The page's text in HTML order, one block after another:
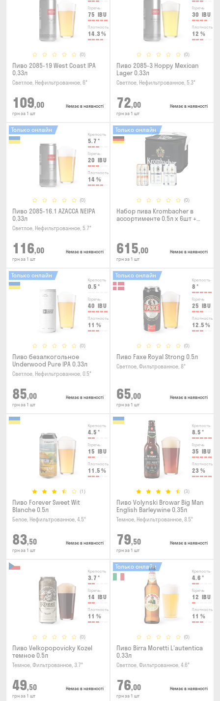
Горечь
75 IBU
Плотность
14.3 %
(0)
Пиво 2085-19 West Coast IPA
0.33л
Светлое, Нефильтрованное, 6°
109,00
грн за 1 шт
Немає в наявності
Горечь
30 IBU
Плотность
12 %
(0)
Пиво 2085-3 Hoppy Mexican
Lager 0.33л
Светлое, Нефильтрованное, 5.3°
72,00
грн за 1 шт
Немає в наявності
Крепость
5.7 °
Горечь
20 IBU
Плотность
14 %
(0)
Только онлайн
Пиво 2085-16.1 AZACCA NEIPA
0.33л
Светлое, Нефильтрованное, 5.7°
116,00
грн за 1 шт
Немає в наявності
(0)
Только онлайн
Набор пива Krombacher в
ассортименте 0.5л х 6шт +
615,00
грн за 1 шт
Немає в наявності
Крепость
0.5 °
Горечь
40 IBU
Плотность
11 %
(0)
Только онлайн
Пиво безалкогольное
Underwood Pure IPA 0.33л
Светлое, Нефильтрованное, 0.5°
85,00
грн за 1 шт
Немає в наявності
Крепость
8 °
Горечь
25 IBU
Плотность
12.5 %
(0)
Только онлайн
Пиво Faxe Royal Strong 0.5л
Светлое, Фильтрованное, 8°
65,00
грн за 1 шт
Немає в наявності
Крепость
4.5 °
Горечь
15 IBU
Плотность
11.5 %
(1)
Пиво Forever Sweet Wit
Blanche 0.5л
Белое, Нефильтрованное, 4.5°
83,50
грн за 1 шт
Немає в наявності
Крепость
8.5 °
Горечь
35 IBU
Плотность
23 %
(3)
Пиво Volynski Browar Big Man
English Barleywine 0.35л
Темное, Нефильтрованное, 8.5°
79,50
грн за 1 шт
Немає в наявності
Крепость
3.7 °
Горечь
14 IBU
Плотность
11 %
(0)
Пиво Velkopopovicky Kozel
темное 0.5л
Темное, Фильтрованное, 3.7°
49,50
грн за 1 шт
Немає в наявності
Крепость
4.6 °
Горечь
12 IBU
Плотность
11 %
(0)
Только онлайн
Пиво Birra Moretti L'autentica
0.33л
Светлое, Фильтрованное, 4.6°
76,00
грн за 1 шт
Немає в наявності